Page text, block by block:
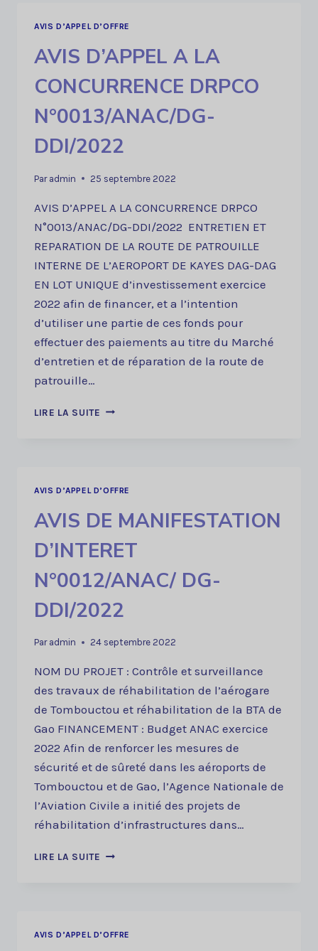
DDI/2022
AVIS D’APPEL D’OFFRE
AVIS D’APPEL A LA
CONCURRENCE DRPCO
N°0013/ANAC/DG-
DDI/2022
Par admin 25 septembre 2022
AVIS D’APPEL A LA CONCURRENCE DRPCO
N°0013/ANAC/DG-DDI/2022 ENTRETIEN ET
REPARATION DE LA ROUTE DE PATROUILLE
INTERNE DE L’AEROPORT DE KAYES DAG-DAG
EN LOT UNIQUE d’investissement exercice
2022 afin de financer, et a l’intention
d’utiliser une partie de ces fonds pour
effectuer des paiements au titre du Marché
d’entretien et de réparation de la route de
patrouille…
LIRE LA SUITE AVIS
DDI/2022
AVIS D’APPEL D’OFFRE
AVIS DE MANIFESTATION
D’INTERET
N°0012/ANAC/ DG-
DDI/2022
Par admin 24 septembre 2022
NOM DU PROJET : Contrôle et surveillance
des travaux de réhabilitation de l’aérogare
de Tombouctou et réhabilitation de la BTA de
Gao FINANCEMENT : Budget ANAC exercice
2022 Afin de renforcer les mesures de
sécurité et de sûreté dans les aéroports de
Tombouctou et de Gao, l’Agence Nationale de
l’Aviation Civile a initié des projets de
réhabilitation d’infrastructures dans…
LIRE LA SUITE AVIS
AVIS D’APPEL D’OFFRE